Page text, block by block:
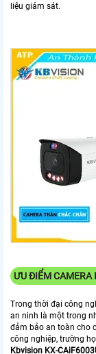
liệu giám sát.
ƯU ĐIỂM CAMERA
Trong thời đại công
an ninh là một trong
đảm bảo an toàn cho
công nghiệp, trường
Kbvision KX-